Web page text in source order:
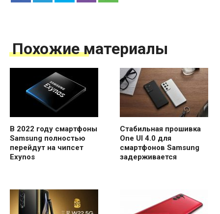
Похожие материалы
В 2022 году смартфоны
Samsung полностью
перейдут на чипсет
Exynos
Стабильная прошивка
One UI 4.0 для
смартфонов Samsung
задерживается